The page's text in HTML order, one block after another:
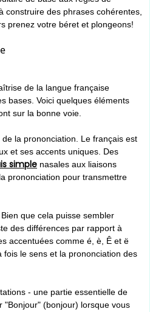
construire des phrases cohérentes,
prenez votre béret et plongeons!
de la langue française
bases. Voici quelques éléments
sur la bonne voie.
la prononciation. Le français est
et ses accents uniques. Des
simple nasales aux liaisons
prononciation pour transmettre
que cela puisse sembler
des différences par rapport à
accentuées comme é, è, Ê et ë
le sens et la prononciation des
- une partie essentielle de
"Bonjour" (bonjour) lorsque vous